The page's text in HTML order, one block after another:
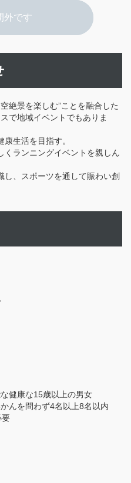
外です
絶景を楽しむ”ことを融合した
で地域イベントでもありま
康生活を目指す。
くランニングイベントを親しん
し、スポーツを通して賑わい創
健康な15歳以上の男女
んを問わず4名以上8名以内
要